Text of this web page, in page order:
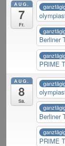
AUG.
7
Fr.
Berliner
PRIME
AUG.
8
Sa.
Berliner
PRIME